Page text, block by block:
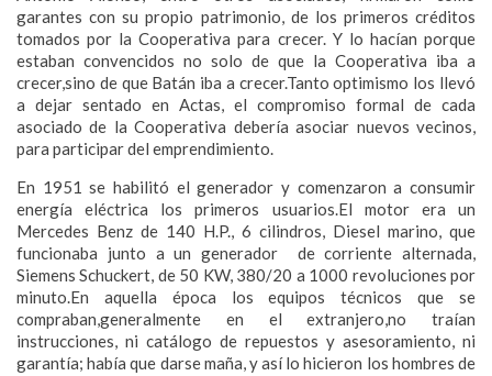
garantes con su propio patrimonio, de los primeros créditos
tomados por la Cooperativa para crecer. Y lo hacían porque
estaban convencidos no solo de que la Cooperativa iba a
crecer,sino de que Batán iba a crecer.Tanto optimismo los llevó
a dejar sentado en Actas, el compromiso formal de cada
asociado de la Cooperativa debería asociar nuevos vecinos,
para participar del emprendimiento.
En 1951 se habilitó el generador y comenzaron a consumir
energía eléctrica los primeros usuarios.El motor era un
Mercedes Benz de 140 H.P., 6 cilindros, Diesel marino, que
funcionaba junto a un generador de corriente alternada,
Siemens Schuckert, de 50 KW, 380/20 a 1000 revoluciones por
minuto.En aquella época los equipos técnicos que se
compraban,generalmente en el extranjero,no traían
instrucciones, ni catálogo de repuestos y asesoramiento, ni
garantía; había que darse maña, y así lo hicieron los hombres de